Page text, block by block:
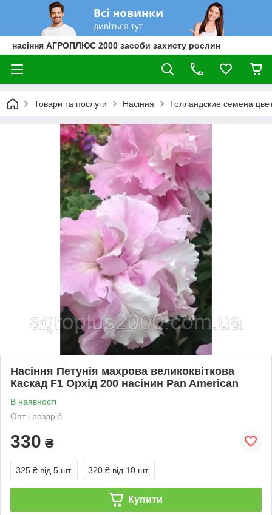
насіння АГРОПЛЮС 2000 засоби захисту рослин
Товари та послуги Насіння Голландские семена
Насіння Петунія махрова великоквіткова
Каскад F1 Орхід 200 насінин Pan American
В наявності
Опт і роздріб
330 ₴
325 ₴ від 5 шт. 320 ₴ від 10 шт.
Купити